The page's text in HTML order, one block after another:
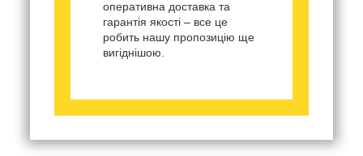
оперативна доставка та
гарантія якості – все це
робить нашу пропозицію ще
вигіднішою.